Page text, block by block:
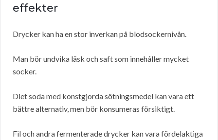
effekter
Drycker kan ha en stor inverkan på blodsockernivån.
Man bör undvika läsk och saft som innehåller mycket
socker.
Diet soda med konstgjorda sötningsmedel kan vara ett
bättre alternativ, men bör konsumeras försiktigt.
Fil och andra fermenterade drycker kan vara fördelaktiga